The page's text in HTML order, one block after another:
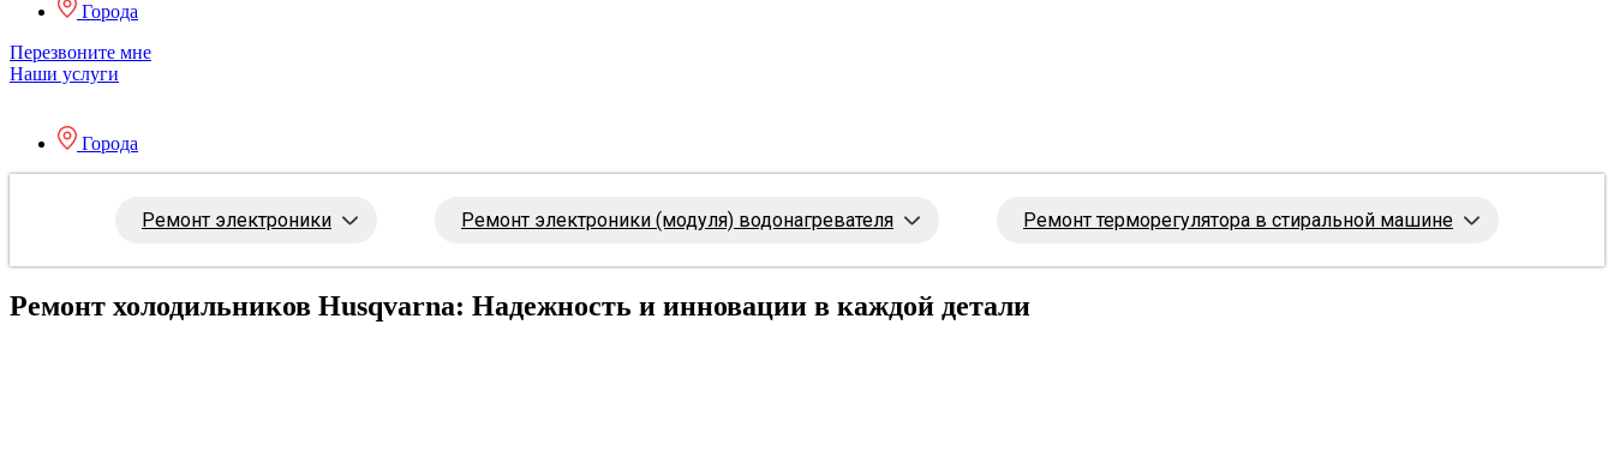
Города
Перезвоните мне
Наши услуги
Города
Ремонт электроники Ремонт электроники (модуля) водонагревателя Ремонт терморегулятора в стиральной машине
Ремонт холодильников Husqvarna: Надежность и инновации в каждой детали